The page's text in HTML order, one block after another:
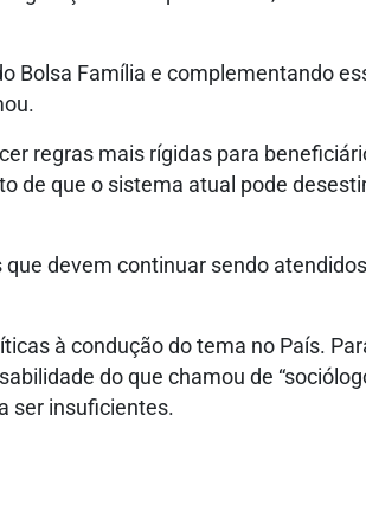
Bolsa Família e complementando
regras mais rígidas para
de que o sistema atual pode
devem continuar sendo
à condução do tema no País.
do que chamou de
ser insuficientes.